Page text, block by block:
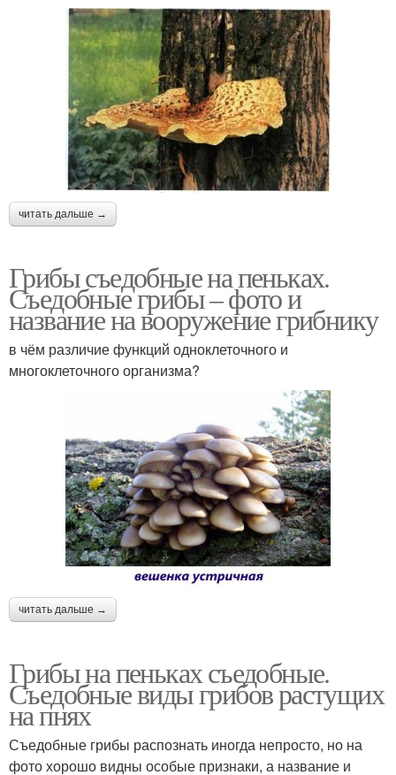
читать дальше →
Грибы съедобные на пеньках.
Съедобные грибы – фото и
название на вооружение грибнику
в чём различие функций одноклеточного и
многоклеточного организма?
читать дальше →
Грибы на пеньках съедобные.
Съедобные виды грибов растущих
на пнях
Съедобные грибы распознать иногда непросто, но на
фото хорошо видны особые признаки, а название и